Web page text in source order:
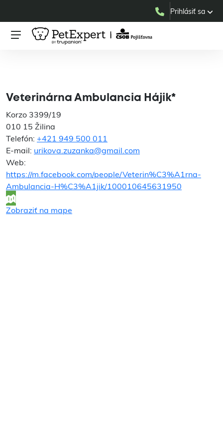
Prihlásiť sa
Veterinárna Ambulancia Hájik*
Korzo 3399/19
010 15 Žilina
Telefón: +421 949 500 011
E-mail: urikova.zuzanka@gmail.com
Web:
https://m.facebook.com/people/Veterin%C3%A1rna-
Ambulancia-H%C3%A1jik/100010645631950
Zobraziť na mape